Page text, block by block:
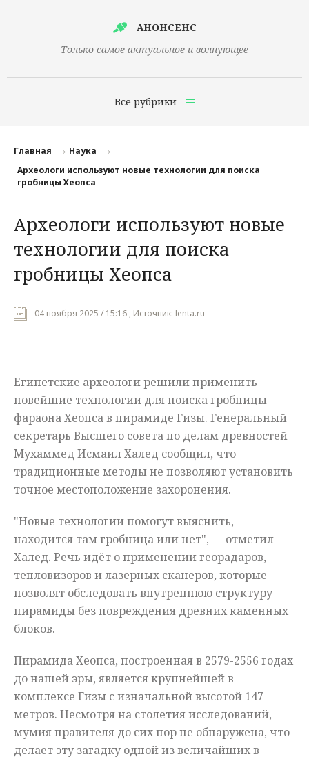
АНОНСЕНС
Только самое актуальное и волнующее
Все рубрики
Финансы
Наука
Культура
Общество
Главная
Наука
Археологи используют новые технологии для поиска
гробницы Хеопса
Археологи используют новые
технологии для поиска
гробницы Хеопса
04 ноября 2025 / 15:16 , Источник: lenta.ru
Египетские археологи решили применить
новейшие технологии для поиска гробницы
фараона Хеопса в пирамиде Гизы. Генеральный
секретарь Высшего совета по делам древностей
Мухаммед Исмаил Халед сообщил, что
традиционные методы не позволяют установить
точное местоположение захоронения.
"Новые технологии помогут выяснить,
находится там гробница или нет", — отметил
Халед. Речь идёт о применении георадаров,
тепловизоров и лазерных сканеров, которые
позволят обследовать внутреннюю структуру
пирамиды без повреждения древних каменных
блоков.
Пирамида Хеопса, построенная в 2579-2556 годах
до нашей эры, является крупнейшей в
комплексе Гизы с изначальной высотой 147
метров. Несмотря на столетия исследований,
мумия правителя до сих пор не обнаружена, что
делает эту загадку одной из величайших в